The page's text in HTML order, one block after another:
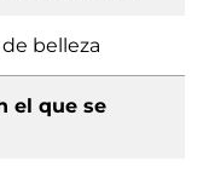
belleza
el que se